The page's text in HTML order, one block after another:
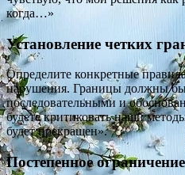
когда…»
Установление четких
Определите конкретные
нарушения. Границы должны
последовательными и
будете критиковать наши
будет прекращен».
Постепенное